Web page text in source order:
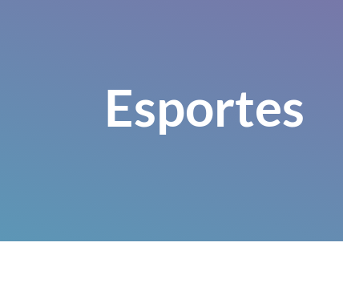
Esportes